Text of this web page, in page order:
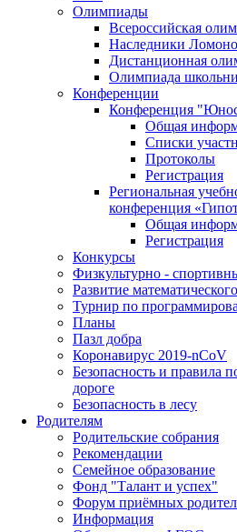
Олимпиады
Всероссийская
Наследники
Дистанционная
Олимпиада
Конференции
Конференция
Общая
Списки
Протоколы
Регистрация
Региональная
конференция
Общая
Регистрация
Конкурсы
Физкультурно -
Развитие
Турнир по
Планы
Пазл добра
Коронавирус 2019-nCoV
Безопасность и правила
дороге
Безопасность в лесу
Родителям
Родительские собрания
Рекомендации
Семейное образование
Фонд "Талант и успех"
Форум приёмных
Информация